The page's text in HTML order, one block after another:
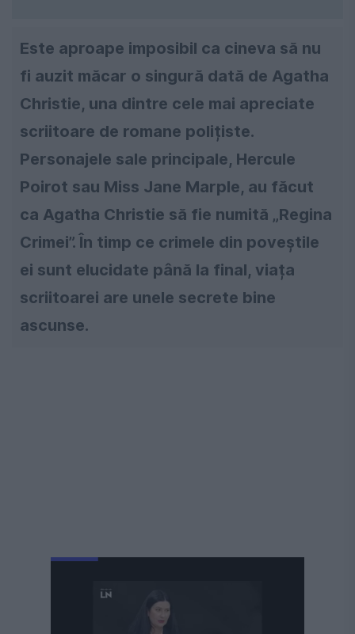
Este aproape imposibil ca cineva să nu
fi auzit măcar o singură dată de Agatha
Christie, una dintre cele mai apreciate
scriitoare de romane polițiste.
Personajele sale principale, Hercule
Poirot sau Miss Jane Marple, au făcut
ca Agatha Christie să fie numită „Regina
Crimei”. În timp ce crimele din poveștile
ei sunt elucidate până la final, viața
scriitoarei are unele secrete bine
ascunse.